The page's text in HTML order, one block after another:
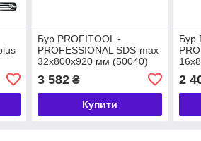
Бур PROFITOOL -
PROFESSIONAL SDS-max
32х800х920 мм (50040)
3 582₴
Купити
Бур
2